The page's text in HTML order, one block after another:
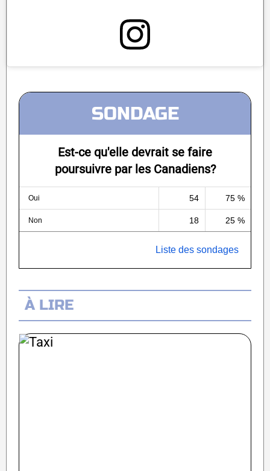
SONDAGE
Est-ce qu'elle devrait se faire
poursuivre par les Canadiens?
Oui 54 75 %
Non 18 25 %
Liste des sondages
À LIRE